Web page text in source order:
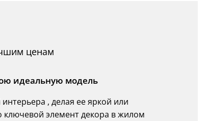
ценам
идеальную модель
, делая ее яркой или
ключевой элемент декора в жилом